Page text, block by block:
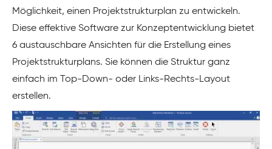
Möglichkeit, einen Projektstrukturplan zu entwickeln.
Diese effektive Software zur Konzeptentwicklung bietet
6 austauschbare Ansichten für die Erstellung eines
Projektstrukturplans. Sie können die Struktur ganz
einfach im Top-Down- oder Links-Rechts-Layout
erstellen.